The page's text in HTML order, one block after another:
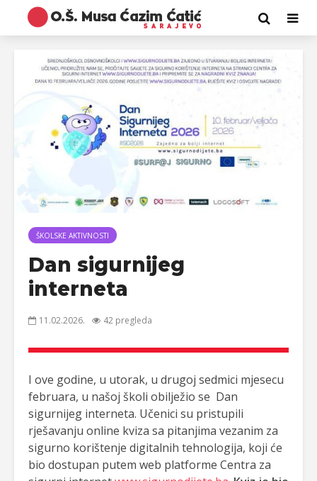
ŠKOLSKE AKTIVNOSTI
Dan sigurnijeg
interneta
11.02.2026. 42 pregleda
I ove godine, u utorak, u drugoj sedmici mjesecu
februara, u našoj školi obilježio se Dan
sigurnijeg interneta. Učenici su pristupili
rješavanju online kviza sa pitanjima vezanim za
sigurno korištenje digitalnih tehnologija, koji će
bio dostupan putem web platforme Centra za